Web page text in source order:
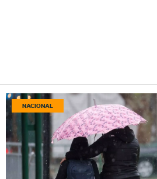
NACIONAL